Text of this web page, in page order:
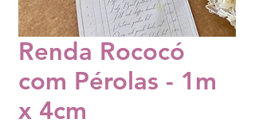
Renda Rococó
com Pérolas - 1m
x 4cm